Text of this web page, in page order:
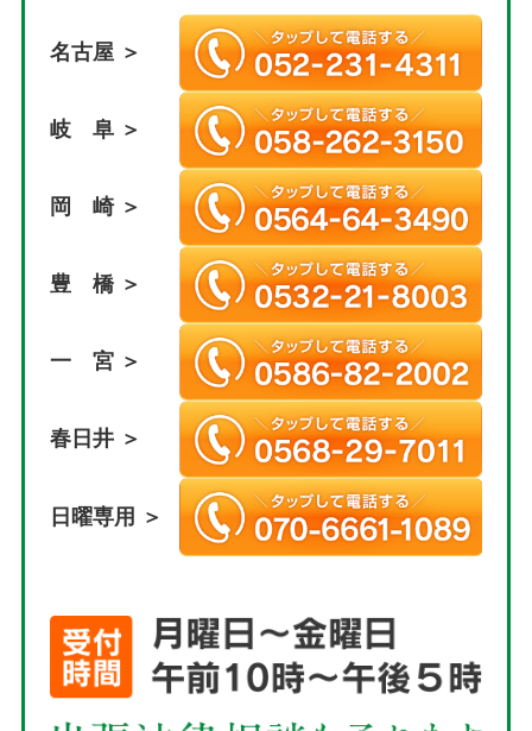
名古屋 ＞
岐 阜 ＞
岡 崎 ＞
豊 橋 ＞
一 宮 ＞
春日井 ＞
日曜専用 ＞